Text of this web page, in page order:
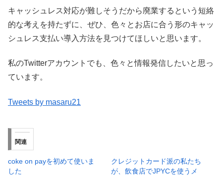
キャッシュレス対応が難しそうだから廃業するという短絡
的な考えを持たずに、ぜひ、色々とお店に合う形のキャッ
シュレス支払い導入方法を見つけてほしいと思います。
私のTwitterアカウントでも、色々と情報発信したいと思っ
ています。
Tweets by masaru21
関連
coke on payを初めて使いま
した
クレジットカード派の私たち
が、飲食店でJPYCを使うメ